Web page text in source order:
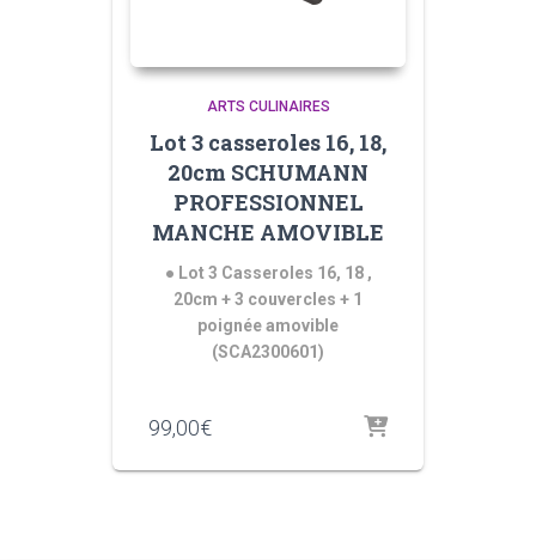
ARTS CULINAIRES
Lot 3 casseroles 16, 18,
20cm SCHUMANN
PROFESSIONNEL
MANCHE AMOVIBLE
● Lot 3 Casseroles 16, 18 ,
20cm + 3 couvercles + 1
poignée amovible
(SCA2300601)
99,00€